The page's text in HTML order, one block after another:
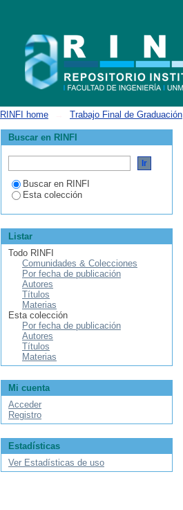
RINFI home Trabajo Final de Graduación
Buscar en RINFI
Buscar en RINFI
Esta colección
Listar
Todo RINFI
Comunidades & Colecciones
Por fecha de publicación
Autores
Títulos
Materias
Esta colección
Por fecha de publicación
Autores
Títulos
Materias
Mi cuenta
Acceder
Registro
Estadísticas
Ver Estadísticas de uso